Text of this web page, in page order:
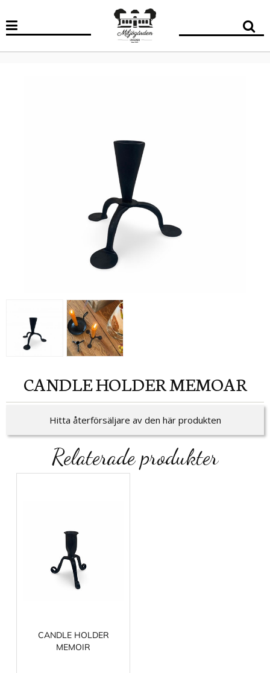
CANDLE HOLDER MEMOAR
Hitta återförsäljare av den här produkten
Relaterade produkter
CANDLE HOLDER
MEMOIR